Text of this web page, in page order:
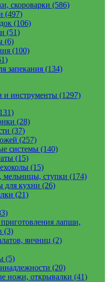
скороварки (586)
(497)
(106)
(51)
(6)
(100)
запекания (134)
и инструменты (1297)
(28)
(37)
(257)
системы (140)
(15)
(15)
мельницы, ступки (174)
для кухни (26)
(21)
лапши,
(3)
яичниц (2)
(5)
(20)
ножи, открывалки (41)